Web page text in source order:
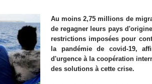
Au moins 2,75 millions de
de regagner leurs pays
restrictions imposées pour
la pandémie de covid-19,
d'urgence à la coopération
des solutions à cette crise.